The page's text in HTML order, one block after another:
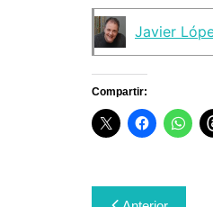
Javier
Compartir: